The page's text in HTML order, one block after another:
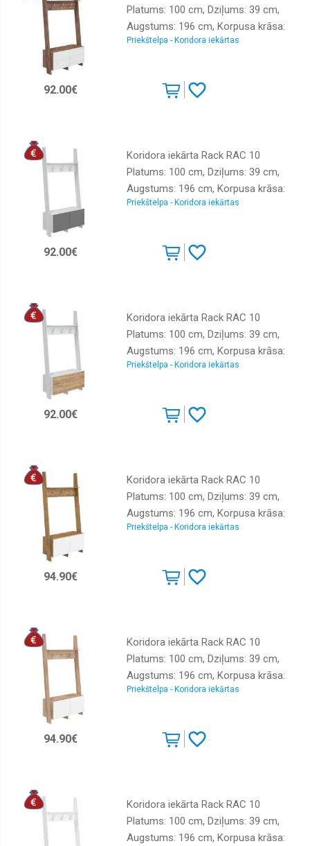
Platums: 100 cm, Dziļums: 39 cm,
Augstums: 196 cm, Korpusa krāsa:
ozols craft tobaco, Elementu krāsa:
Virsma: matēta, Ar spoguli: nē, Ar
Priekštelpa - Koridora iekārtas
92.00€
Koridora iekārta Rack RAC 10
Platums: 100 cm, Dziļums: 39 cm,
Augstums: 196 cm, Korpusa krāsa:
balts, Elementu krāsa: grafīts,
spoguli: nē, Ar pakaramo: 1, Ar apavu
Priekštelpa - Koridora iekārtas
92.00€
Koridora iekārta Rack RAC 10
Platums: 100 cm, Dziļums: 39 cm,
Augstums: 196 cm, Korpusa krāsa:
ozols craft balts, Elementu krāsa:
Virsma: matēta, Ar spoguli: nē, Ar
Priekštelpa - Koridora iekārtas
92.00€
Koridora iekārta Rack RAC 10
Platums: 100 cm, Dziļums: 39 cm,
Augstums: 196 cm, Korpusa krāsa:
ozols burgund, Elementu krāsa: balts,
spīdīga, Ar spoguli: nē, Ar pakaramo:
Priekštelpa - Koridora iekārtas
94.90€
Koridora iekārta Rack RAC 10
Platums: 100 cm, Dziļums: 39 cm,
Augstums: 196 cm, Korpusa krāsa:
sonoma, Elementu krāsa: balts,
spīdīga, Ar spoguli: nē, Ar pakaramo:
Priekštelpa - Koridora iekārtas
94.90€
Koridora iekārta Rack RAC 10
Platums: 100 cm, Dziļums: 39 cm,
Augstums: 196 cm, Korpusa krāsa: